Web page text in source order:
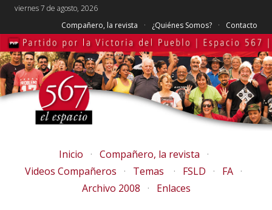
viernes 7 de agosto, 2026
Compañero, la revista
¿Quiénes Somos? Contacto
Inicio
Compañero, la revista
Videos Compañeros
Temas FSLD
FA
Archivo 2008
Enlaces